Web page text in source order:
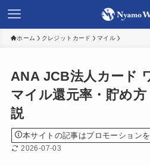
ホーム クレジットカード マイル
ANA JCB法人カード
マイル還元率・貯め
説
本サイトの記事はプロモーション
2026-07-03